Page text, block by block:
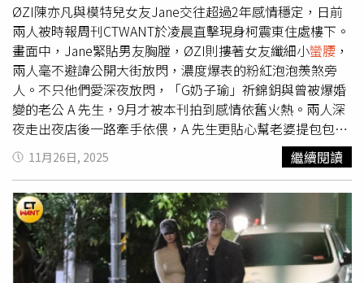
「真正變年輕」的瘦法。（圖／IG）皮拉提斯讓她越練越
挺，核心緊到像少女！從她與教練的互動照中可以看到，許
路兒在側腹伸展時整個腰線呈現漂亮弧度，手臂、背部、核
心都呈現自然的力量延伸。她也感謝教練：「要做出優美的
姿勢，核心真的好重要。」
ØZI陳亦凡與模特兒女友Jane交往超過2年感情穩定，日前
兩人被時報周刊CTWANT於凌晨直擊現身柯震東住處樓下。
畫面中，Jane緊貼男友胸膛，ØZI則摟著女友纖細小蠻腰 ，
兩人毫不避諱公開大街放閃，濃度爆表的粉紅泡泡羨煞旁
人。不只他們愛深夜放閃，「G奶子瑜」祈錦鈅與曾被爆婚
變的老公 A 先生，9月才被本刊拍到感情依舊火熱。兩人深
夜走出夜店後一路牽手依偎，A 先生更貼心幫老婆提包包。
走著走著，他竟在大街上直接吻起祈錦鈅的頭髮，完全不管
旁人眼光，身旁友人則像對兩人不顧旁人放閃早已習以為
常。祈錦鈅在路上奶壓老公A先生，並與友人一同前往夜店
續攤。（圖／本刊攝影組）。2021年本刊曾被捕捉的林逸
欣與當時男友Tony，半夜在大街上演一段「反差系街頭情
侶」戲碼。疑似受酒精影響，Tony使出翻白眼、扮猴子等
各種搞笑招式哄女友，卻始終換來林逸欣的「冷臉滑手
11月26日, 2025 繼續閱讀